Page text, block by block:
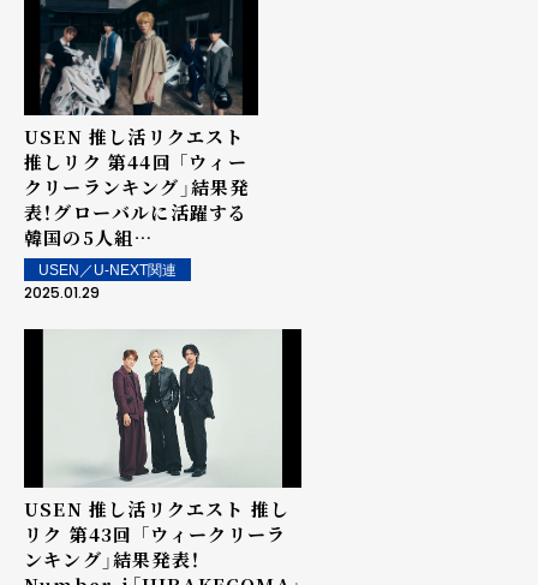
USEN 推し活リクエスト
推しリク 第44回 「ウィー
クリーランキング」結果発
表！グローバルに活躍する
韓国の5人組
TOMORROW X
TOGETHER「Over The
上位ランクイン楽曲は街
中・店内で配信！
USEN／U-NEXT関連
2025.01.29
USEN 推し活リクエスト 推し
リク 第43回 「ウィークリーラ
ンキング」結果発表！